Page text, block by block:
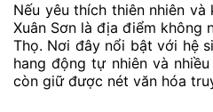
Nếu yêu thích thiên nhiên
Xuân Sơn là địa điểm không
Thọ. Nơi đây nổi bật với hệ
hang động tự nhiên và
còn giữ được nét văn hóa